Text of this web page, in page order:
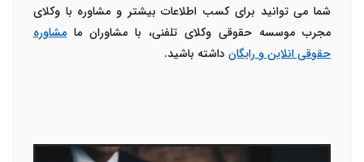
شما می توانید برای کسب اطلاعات بیشتر و مشاوره با وکلای
مجرب موسسه حقوقی وکلای تلفنی، با مشاوران ما مشاوره
حقوقی انلاین و رایگان داشته باشید.